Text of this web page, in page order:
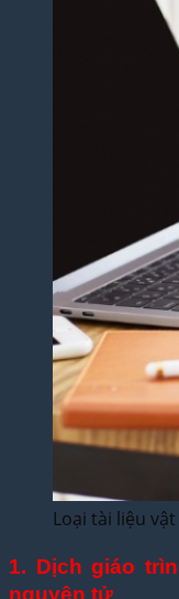
Loại tài liệu
1. Dịch giáo
nguyên tử